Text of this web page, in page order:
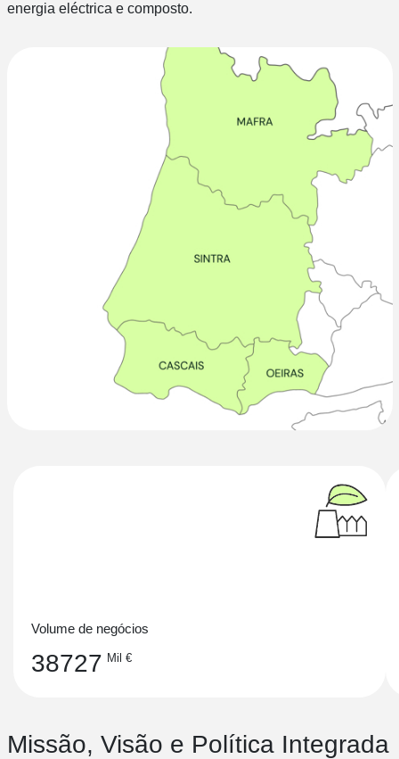
energia eléctrica e composto.
Volume de negócios
38727 Mil €
Missão, Visão e Política Integrada